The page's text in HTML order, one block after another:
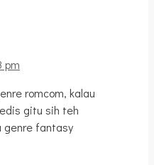
pm
romcom, kalau
gitu sih teh
genre fantasy